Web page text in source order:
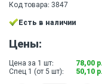
Код товара: 3847
Есть в наличии
Цены:
Цена за 1 шт:
78,00 р.
Спец 1 (от 5 шт):
50,10 р.